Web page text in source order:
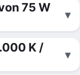
75 W
K /